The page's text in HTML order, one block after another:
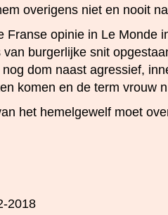
overigens niet en nooit
Franse opinie in Le Monde
burgerlijke snit
dom naast agressief,
komen en de term vrouw
het hemelgewelf moet
2018